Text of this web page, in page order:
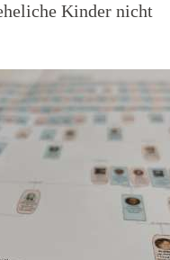
Kinder nicht